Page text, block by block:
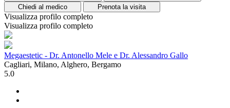
Chiedi al medico
Prenota la visita
Visualizza profilo completo
Visualizza profilo completo
Megaestetic - Dr. Antonello Mele e Dr. Alessandro Gallo
Cagliari, Milano, Alghero, Bergamo
5.0